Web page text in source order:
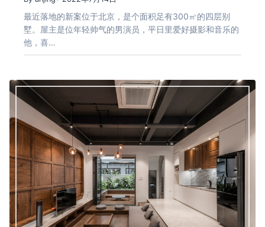
最近落地的新案位于北京，是个面积足有300㎡的四层别
墅。屋主是位年轻帅气的男演员，平日里爱好摄影和音乐的
他，喜…